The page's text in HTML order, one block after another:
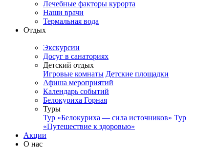
Лечебные факторы курорта
Наши врачи
Термальная вода
Отдых
Экскурсии
Досуг в санаториях
Детский отдых
Игровые комнаты Детские площадки
Афиша мероприятий
Календарь событий
Белокуриха Горная
Туры
Тур «Белокуриха — сила источников» Тур
«Путешествие к здоровью»
Акции
О нас